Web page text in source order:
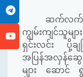
ဆက်လက်
ကျွမ်းကျင်သူ
ရှင်းလင်း ပို့ချ
အပြန်အလှန်ဆွေး
များ ဆောင်